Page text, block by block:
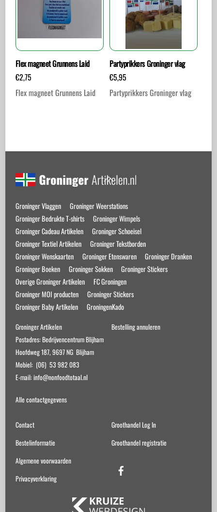
Flex magneet Grunnens Laid
€2,75
Flex magneet Grunnens Laid
Partyprikkers Groninger vlag
€5,95
Partyprikkers Groninger vlag
Back
Top
Groninger Vlaggen
Groninger Weerstations
Groninger Bedrukte T-shirts
Groninger Wimpels
Groninger Cadeau Artikelen
Groninger Schoeisel
Groninger Textiel Artikelen
Groninger Tekstborden
Groninger Wenskaarten
Groninger Etenswaren
Groninger Dranken
Groninger Boeken
Groninger Sokken
Groninger Stickers
Overige Groninger Artikelen
FC Groningen
Groninger MOI producten
Groninger Stickers
Groninger Baby Artikelen
GroningenKado
Groninger Artikelen
Postadres: Bedrijvencentrum Blijham
Hoofdweg 187, 9697 NG Blijham
Mobiel: (06) 53 982 083
E-mail: info@nonfoodtotaal.nl
Alle contactgegevens
Bestelling annuleren
Contact
Bestelinformatie
Algemene voorwaarden
Privacyverklaring
Groothandel Log In
Groothandel registratie